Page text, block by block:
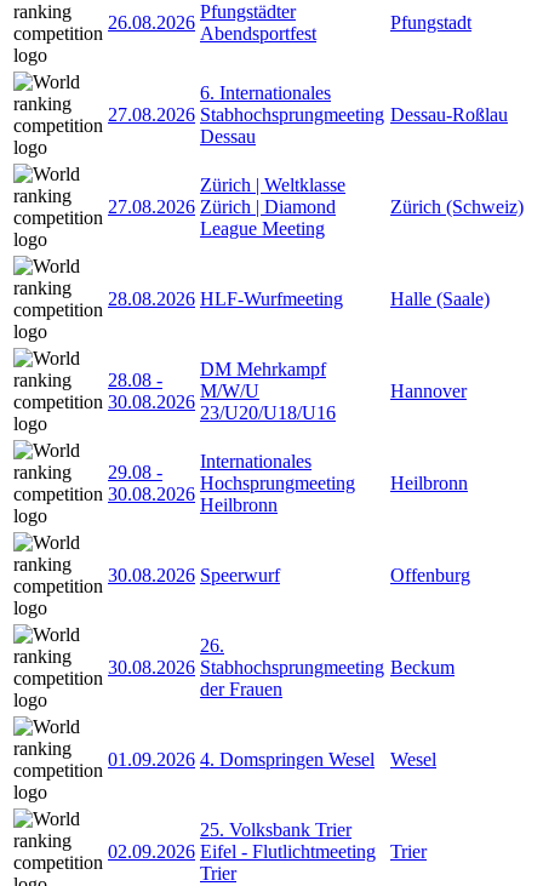
26.08.2026
Pfungstädter
Abendsportfest
Pfungstadt
27.08.2026
6. Internationales
Stabhochsprungmeeting
Dessau
Dessau-Roßlau
27.08.2026
Zürich | Weltklasse
Zürich | Diamond
League Meeting
Zürich (Schweiz)
28.08.2026 HLF-Wurfmeeting Halle (Saale)
28.08 -
30.08.2026
DM Mehrkampf
M/W/U
23/U20/U18/U16
Hannover
29.08 -
30.08.2026
Internationales
Hochsprungmeeting
Heilbronn
Heilbronn
30.08.2026 Speerwurf Offenburg
30.08.2026
26.
Stabhochsprungmeeting
der Frauen
Beckum
01.09.2026 4. Domspringen Wesel Wesel
02.09.2026
25. Volksbank Trier
Eifel - Flutlichtmeeting
Trier
Trier